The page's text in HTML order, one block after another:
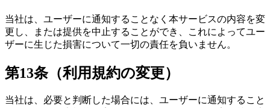
当社は、ユーザーに通知することなく本サービスの内容を変
更し、または提供を中止することができ、これによってユー
ザーに生じた損害について一切の責任を負いません。
第13条（利用規約の変更）
当社は、必要と判断した場合には、ユーザーに通知すること